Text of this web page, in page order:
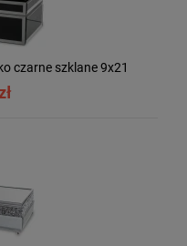
czarne szklane 9x21